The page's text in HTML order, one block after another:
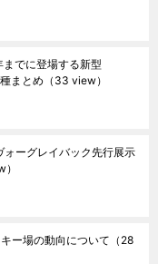
までに登場する新型
まとめ （33 view）
ーグレイバック先行展示
ー場の動向について （28